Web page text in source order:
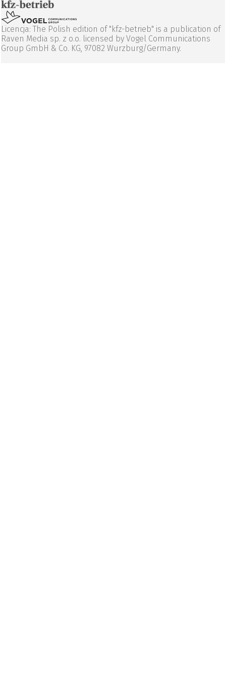
Licencja: The Polish edition of "kfz-betrieb" is a publication of
Raven Media sp. z o.o. licensed by Vogel Communications
Group GmbH & Co. KG, 97082 Wurzburg/Germany.